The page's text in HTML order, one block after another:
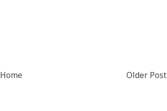
Older Post
Home